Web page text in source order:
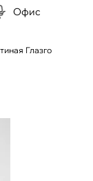
Офис
Глазго